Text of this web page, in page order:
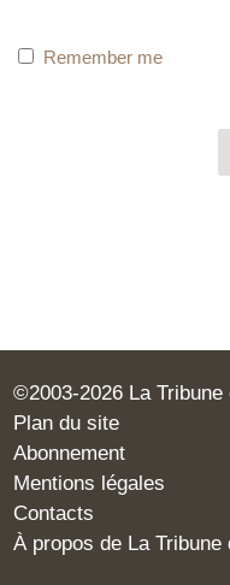
Remember me
©2003-2026 La Tribune
Plan du site
Abonnement
Mentions légales
Contacts
À propos de La Tribune